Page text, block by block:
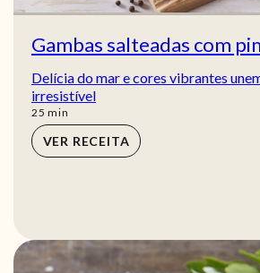
Gambas salteadas com
Delícia do mar e cores vibrantes
irresistível
25 min
min
VER RECEITA